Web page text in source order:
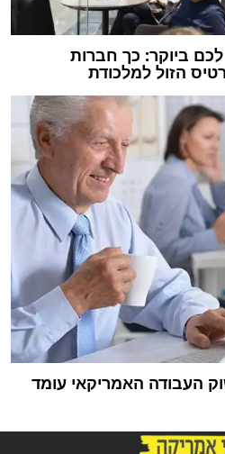
ביוקר: כך חברות
הזול למלכודת
העבודה האמריקאי עומד